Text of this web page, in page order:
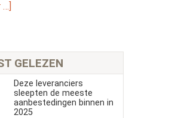
GELEZEN
Deze leveranciers
sleepten de meeste
aanbestedingen binnen in
2025